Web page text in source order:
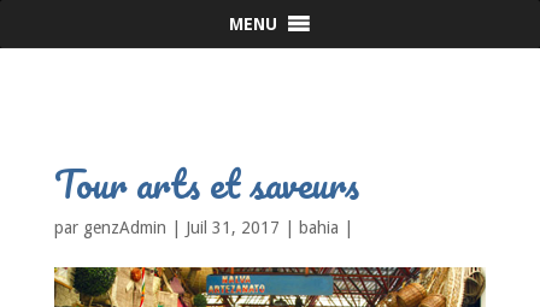
MENU
Tour arts et saveurs
par genzAdmin Juil 31, 2017 bahia